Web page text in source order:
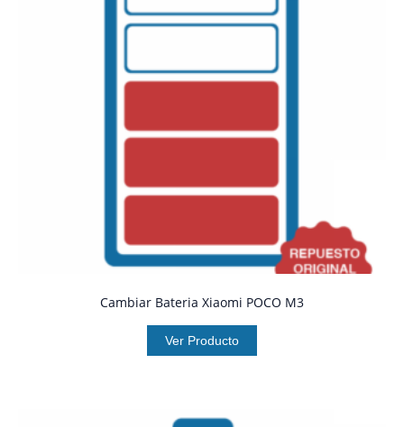
Cambiar Bateria Xiaomi POCO M3
Ver Producto